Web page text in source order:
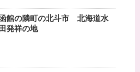
館の隣町の北斗市 北海道水
田発祥の地